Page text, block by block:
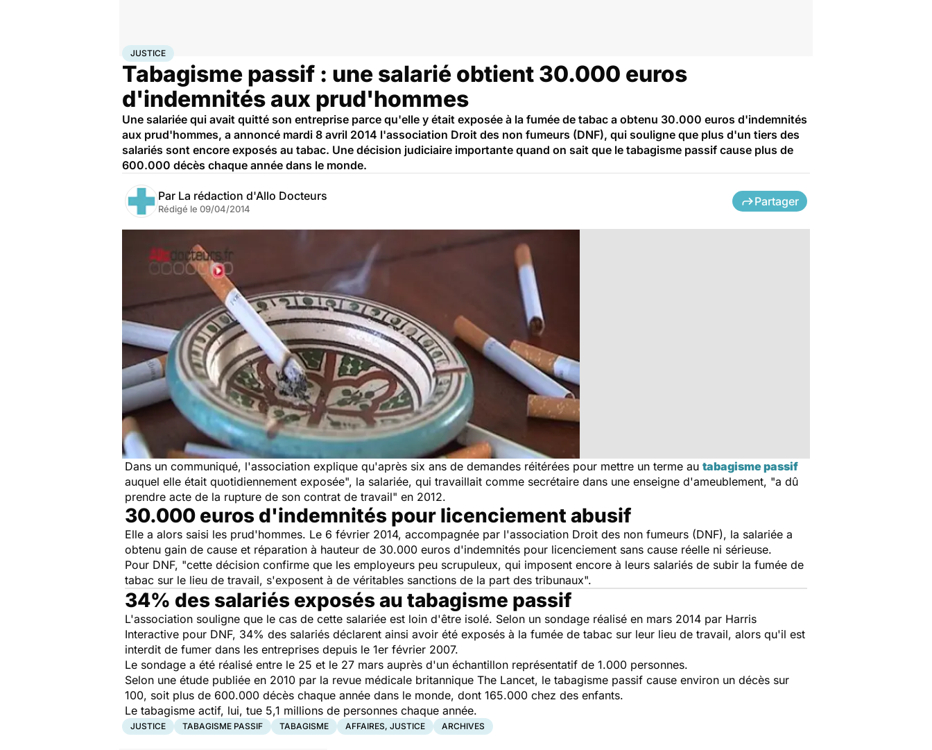
AccueilSanté
JUSTICE
Tabagisme passif : une salarié obtient 30.000 euros
d'indemnités aux prud'hommes
Une salariée qui avait quitté son entreprise parce qu'elle y était exposée à la fumée de tabac a obtenu 30.000 euros d'indemnités
aux prud'hommes, a annoncé mardi 8 avril 2014 l'association Droit des non fumeurs (DNF), qui souligne que plus d'un tiers des
salariés sont encore exposés au tabac. Une décision judiciaire importante quand on sait que le tabagisme passif cause plus de
600.000 décès chaque année dans le monde.
Par La rédaction d'Allo Docteurs
Rédigé le 09/04/2014
Partager
Dans un communiqué, l'association explique qu'après six ans de demandes réitérées pour mettre un terme au tabagisme passif
auquel elle était quotidiennement exposée", la salariée, qui travaillait comme secrétaire dans une enseigne d'ameublement, "a dû
prendre acte de la rupture de son contrat de travail" en 2012.
30.000 euros d'indemnités pour licenciement abusif
Elle a alors saisi les prud'hommes. Le 6 février 2014, accompagnée par l'association Droit des non fumeurs (DNF), la salariée a
obtenu gain de cause et réparation à hauteur de 30.000 euros d'indemnités pour licenciement sans cause réelle ni sérieuse.
Pour DNF, "cette décision confirme que les employeurs peu scrupuleux, qui imposent encore à leurs salariés de subir la fumée de
tabac sur le lieu de travail, s'exposent à de véritables sanctions de la part des tribunaux".
34% des salariés exposés au tabagisme passif
L'association souligne que le cas de cette salariée est loin d'être isolé. Selon un sondage réalisé en mars 2014 par Harris
Interactive pour DNF, 34% des salariés déclarent ainsi avoir été exposés à la fumée de tabac sur leur lieu de travail, alors qu'il est
interdit de fumer dans les entreprises depuis le 1er février 2007.
Le sondage a été réalisé entre le 25 et le 27 mars auprès d'un échantillon représentatif de 1.000 personnes.
Selon une étude publiée en 2010 par la revue médicale britannique The Lancet, le tabagisme passif cause environ un décès sur
100, soit plus de 600.000 décès chaque année dans le monde, dont 165.000 chez des enfants.
Le tabagisme actif, lui, tue 5,1 millions de personnes chaque année.
JUSTICE TABAGISME PASSIF TABAGISME AFFAIRES, JUSTICE ARCHIVES